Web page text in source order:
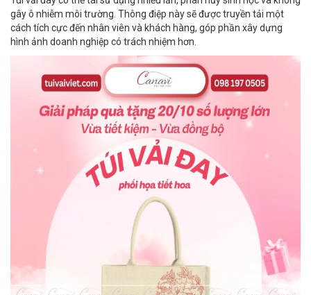
gây ô nhiễm môi trường. Thông điệp này sẽ được truyền tải một
cách tích cực đến nhân viên và khách hàng, góp phần xây dựng
hình ảnh doanh nghiệp có trách nhiệm hơn.